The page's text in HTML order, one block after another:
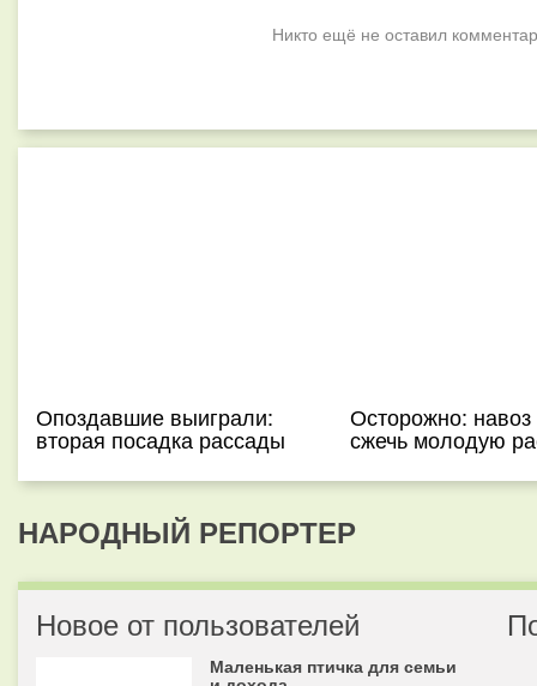
Никто ещё не оставил
Опоздавшие выиграли:
вторая посадка рассады
Осторожно:
сжечь молодую
НАРОДНЫЙ РЕПОРТЕР
Новое от пользователей
Маленькая птичка для семьи